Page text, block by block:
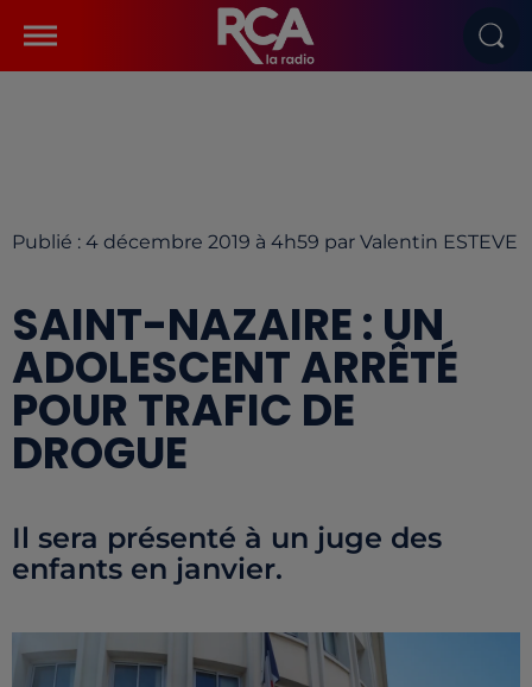
Publié : 4 décembre 2019 à 4h59 par Valentin ESTEVE
SAINT-NAZAIRE : UN
ADOLESCENT ARRÊTÉ
POUR TRAFIC DE
DROGUE
Il sera présenté à un juge des
enfants en janvier.